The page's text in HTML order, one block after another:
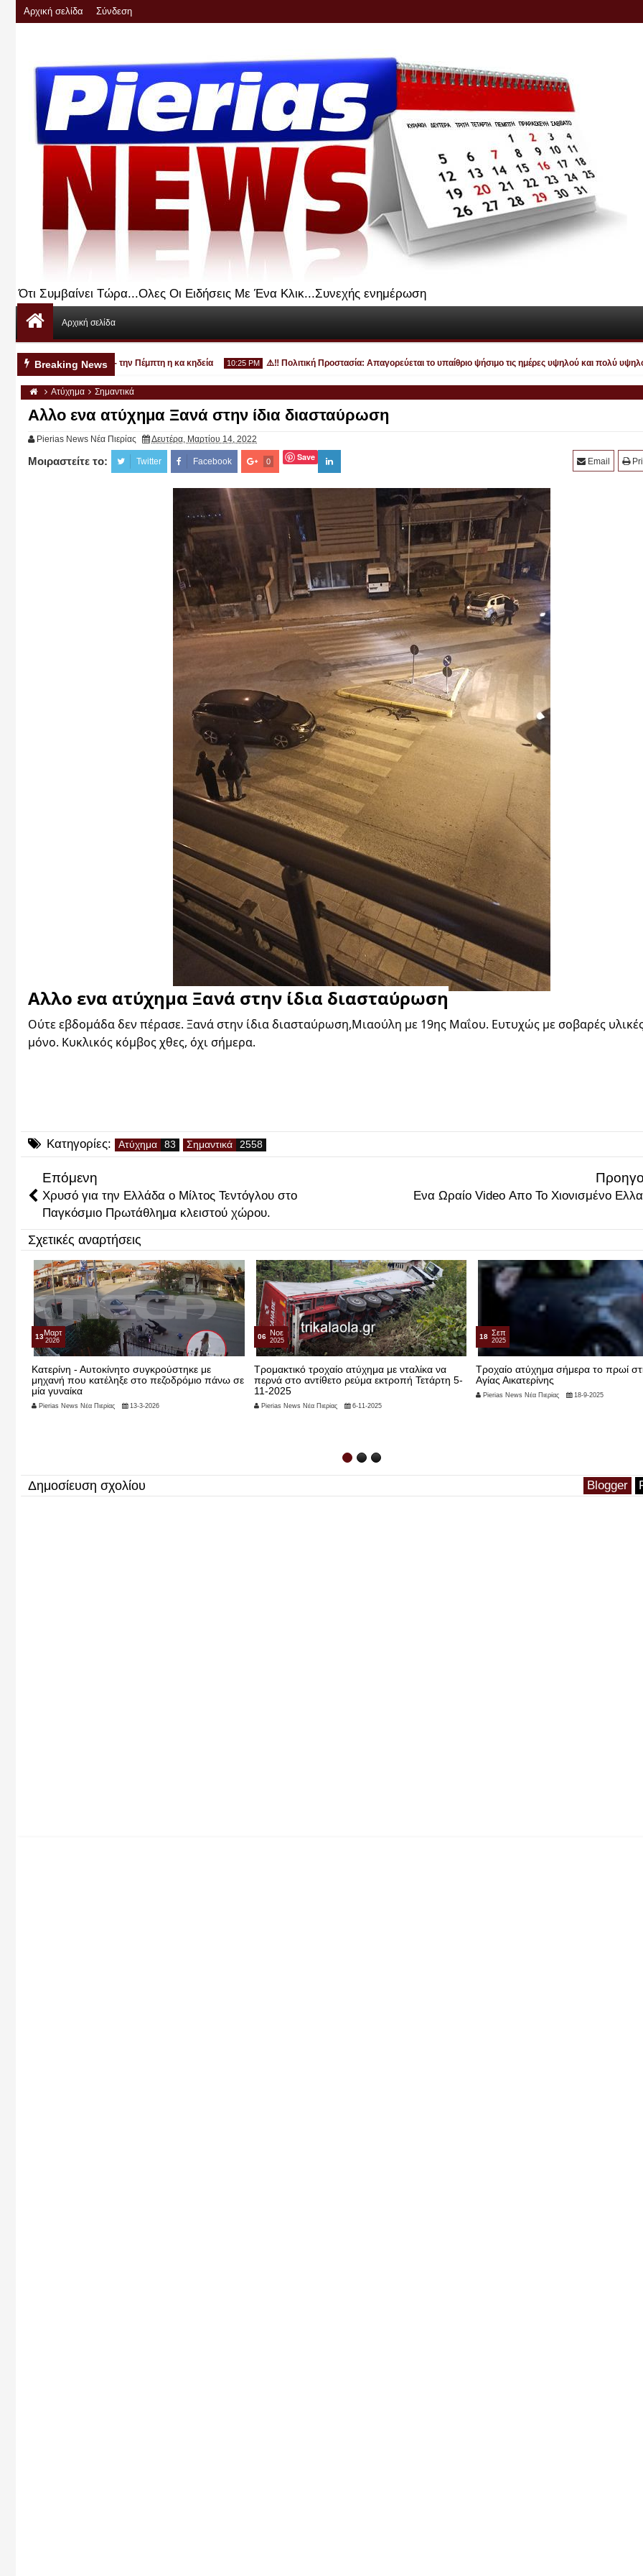
Αρχική σελίδα Σύνδεση
Ότι Συμβαίνει Τώρα...Ολες Οι Ειδήσεις Με Ένα Κλικ...Συνεχής ενημέρωση
Αρχική σελίδα
Breaking News
στην Κατερίνη - την Πέμπτη η κα κηδεία 10:25 PM
03 Αυγ
⚠️‼️ Πολιτική Προστασία: Απαγορεύεται το υπαίθριο ψήσιμο τις ημέρες υψηλού και πολύ υψηλού
Ατύχημα Σημαντικά
Αλλο ενα ατύχημα Ξανά στην ίδια διασταύρωση
Pierias News Νέα Πιερίας Δευτέρα, Μαρτίου 14, 2022
Μοιραστείτε το: Twitter Facebook 0 Save Email
Αλλο ενα ατύχημα Ξανά στην ίδια διασταύρωση
Ούτε εβδομάδα δεν πέρασε. Ξανά στην ίδια διασταύρωση,Μιαούλη με 19ης Μαΐου. Ευτυχώς με σοβαρές
μόνο. Κυκλικός κόμβος χθες, όχι σήμερα.
Κατηγορίες: Ατύχημα Σημαντικά
Επόμενη
Χρυσό για την Ελλάδα ο Μίλτος Τεντόγλου στο
Παγκόσμιο Πρωτάθλημα κλειστού χώρου.
Ενα Ωραίο Video Απο Το Χιονισμένο
Σχετικές αναρτήσεις
13Μαρτ
2026
Κατερίνη - Αυτοκίνητο συγκρούστηκε με
μηχανή που κατέληξε στο πεζοδρόμιο πάνω σε
μία γυναίκα
Pierias News Νέα Πιερίας 13-3-2026
06 Νοε
2025
Τρομακτικό τροχαίο ατύχημα με νταλίκα να
περνά στο αντίθετο ρεύμα εκτροπή Τετάρτη 5-
11-2025
Pierias News Νέα Πιερίας 6-11-2025
18 Σεπ
2025
Τροχαίο ατύχημα σήμερα το πρωί
Αγίας Αικατερίνης
Pierias News Νέα Πιερίας 18-9-2025
Δημοσίευση σχολίου Blogger